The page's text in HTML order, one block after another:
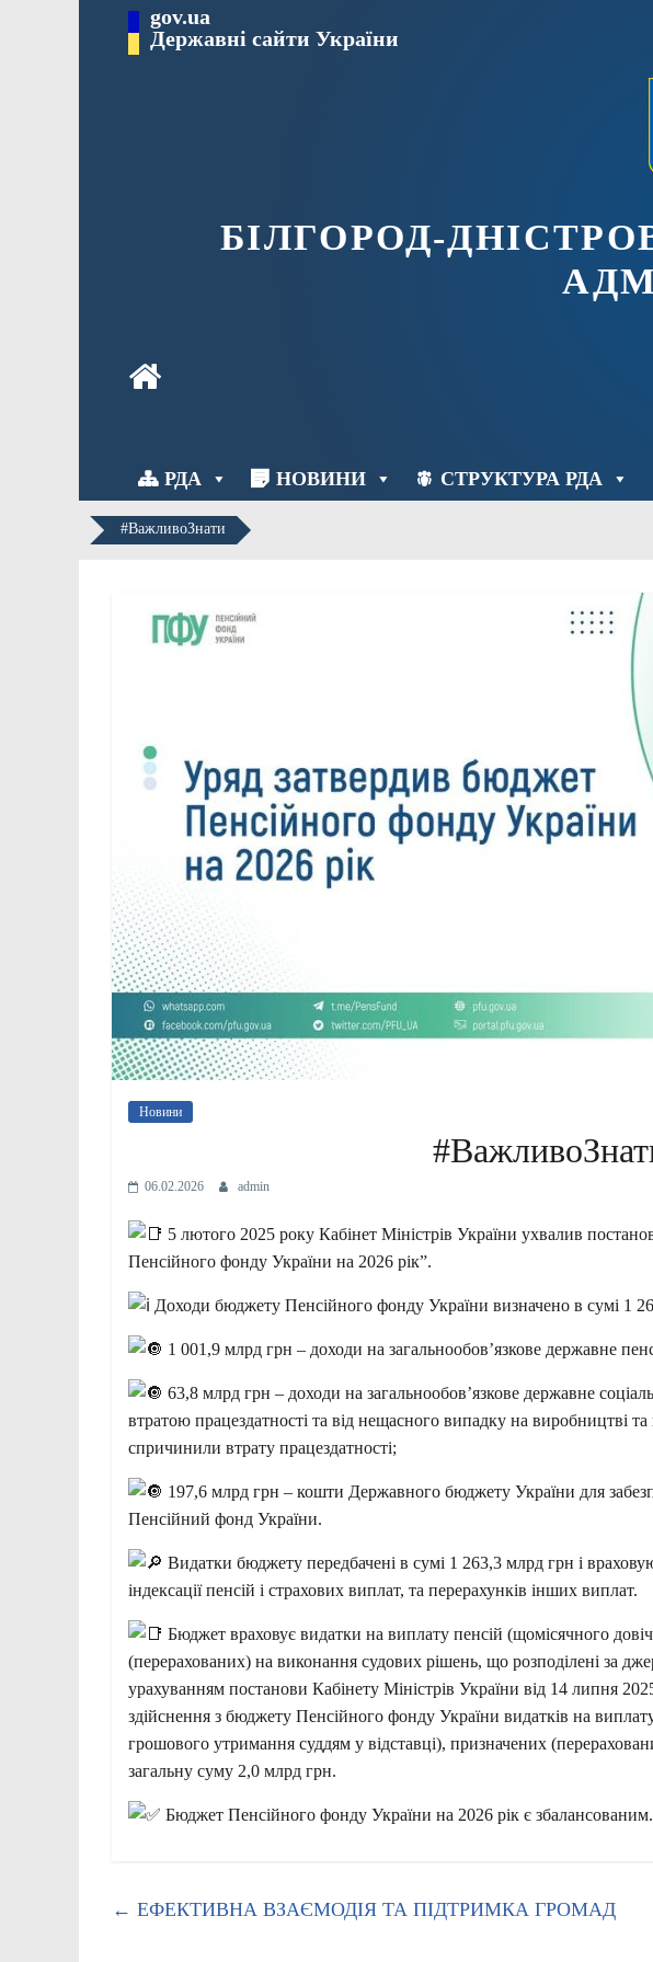
gov.ua
Державні сайти України
БІЛГОРОД-
РДА НОВИНИ СТРУКТУРА РДА
#ВажливоЗнати
Новини
06.02.2026 admin
5 лютого 2025 року Кабінет Міністрів України ухвалив
Пенсійного фонду України на 2026 рік”.
Доходи бюджету Пенсійного фонду України визначено в сумі 1
1 001,9 млрд грн – доходи на загальнообов’язкове державне
63,8 млрд грн – доходи на загальнообов’язкове державне
втратою працездатності та від нещасного випадку на виробництві
спричинили втрату працездатності;
197,6 млрд грн – кошти Державного бюджету України для
Пенсійний фонд України.
Видатки бюджету передбачені в сумі 1 263,3 млрд грн і
індексації пенсій і страхових виплат, та перерахунків інших виплат.
Бюджет враховує видатки на виплату пенсій (щомісячного
(перерахованих) на виконання судових рішень, що розподілені за
урахуванням постанови Кабінету Міністрів України від 14 липня
здійснення з бюджету Пенсійного фонду України видатків на
грошового утримання суддям у відставці), призначених
загальну суму 2,0 млрд грн.
Бюджет Пенсійного фонду України на 2026 рік є збалансованим.
← ЕФЕКТИВНА ВЗАЄМОДІЯ ТА ПІДТРИМКА ГРОМАД